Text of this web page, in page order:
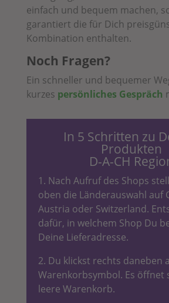
einfach und bequem machen,
garantiert die für Dich
Kombination enthalten.
Noch Fragen?
Ein schneller und bequemer
kurzes persönliches Gespräch
In 5 Schritten zu
Produkten
D-A-CH
1. Nach Aufruf des Shops
oben die Länderauswahl auf
Austria oder Switzerland.
dafür, in welchem Shop Du
Deine Lieferadresse.
2. Du klickst rechts daneben
Warenkorbsymbol. Es öffnet
leere Warenkorb.